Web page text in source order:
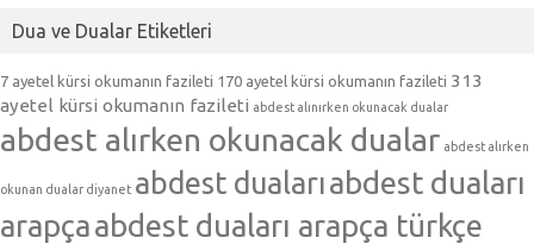
Dua ve Dualar Etiketleri
7 ayetel kürsi okumanın fazileti 170 ayetel kürsi okumanın fazileti 313
ayetel kürsi okumanın fazileti abdest alınırken okunacak dualar
abdest alırken okunacak dualar abdest alırken
okunan dualar diyanet abdest dualarıabdest duaları
arapçaabdest duaları arapça türkçe